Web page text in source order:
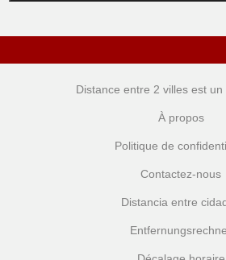
Distance entre 2 villes est un
À propos
Politique de
Contactez-nous
Distancia entre